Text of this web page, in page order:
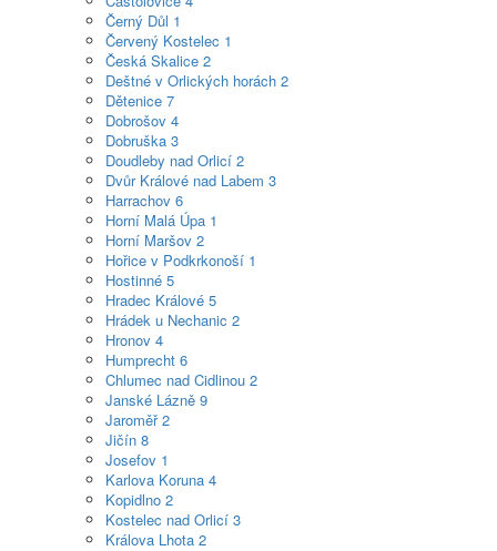
Černý Důl 1
Červený Kostelec 1
Česká Skalice 2
Deštné v Orlických horách 2
Dětenice 7
Dobrošov 4
Dobruška 3
Doudleby nad Orlicí 2
Dvůr Králové nad Labem 3
Harrachov 6
Horní Malá Úpa 1
Horní Maršov 2
Hořice v Podkrkonoší 1
Hostinné 5
Hradec Králové 5
Hrádek u Nechanic 2
Hronov 4
Humprecht 6
Chlumec nad Cidlinou 2
Janské Lázně 9
Jaroměř2
Jičín 8
Josefov 1
Karlova Koruna 4
Kopidlno 2
Kostelec nad Orlicí 3
Králova Lhota 2